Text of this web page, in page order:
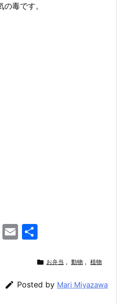
毒です。
H
a
E
l
 お弁当 , 動物 , 植物
 Posted by Mari Miyazawa